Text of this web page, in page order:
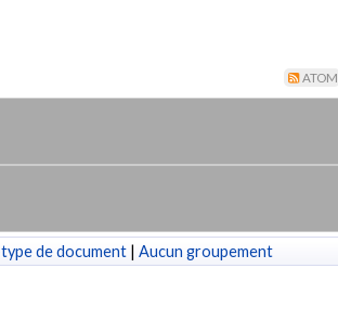
ATOM
de document | Aucun groupement